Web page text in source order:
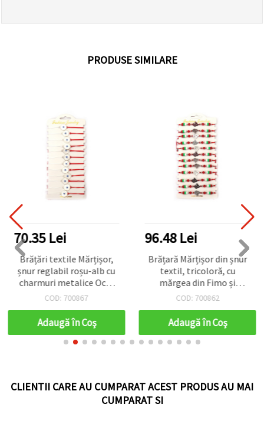
PRODUSE SIMILARE
70.35 Lei
Brățări textile Mărțișor,
șnur reglabil roșu-alb cu
charmuri metalice Ochi
Albastru – set 12 buc.
COD: 700867
Adaugă în Coş
96.48 Lei
Brățară Mărțișor din șnur
textil, tricoloră, cu
mărgea din Fimo și
pandantiv trandafir din
COD: 700862
Adaugă în Coş
CLIENTII CARE AU CUMPARAT ACEST PRODUS AU MAI
CUMPARAT SI